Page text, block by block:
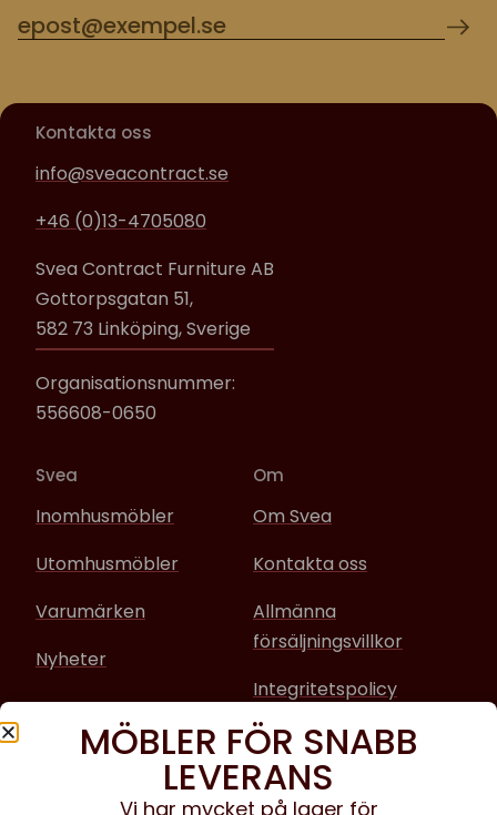
Kontakta oss
info@sveacontract.se
+46 (0)13-4705080
Svea Contract Furniture AB
Gottorpsgatan 51,
582 73 Linköping, Sverige
Organisationsnummer:
556608-0650
Svea
Inomhusmöbler
Utomhusmöbler
Varumärken
Nyheter
Om
Om Svea
Kontakta oss
Allmänna
försäljningsvillkor
Integritetspolicy
Sociala media
Facebook
MÖBLER FÖR SNABB
LEVERANS
Vi har mycket på lager för